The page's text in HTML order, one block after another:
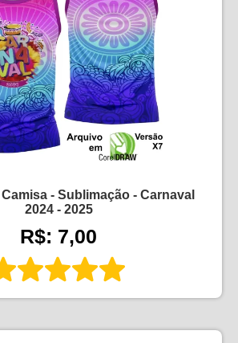
- Sublimação - Carnaval
2024 - 2025
R$: 7,00